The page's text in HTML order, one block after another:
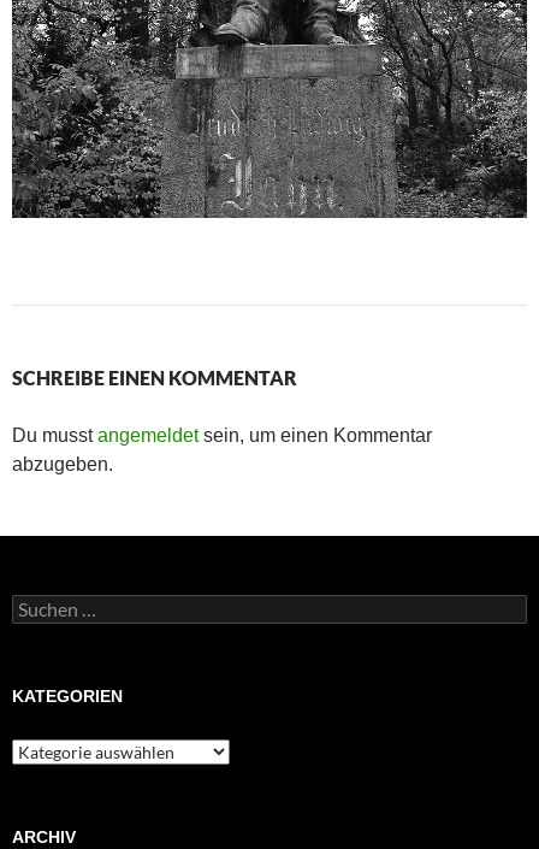
SCHREIBE EINEN KOMMENTAR
Du musstangemeldetsein, um einen Kommentar
abzugeben.
Suchen
nach:
KATEGORIEN
Kategorien
ARCHIV